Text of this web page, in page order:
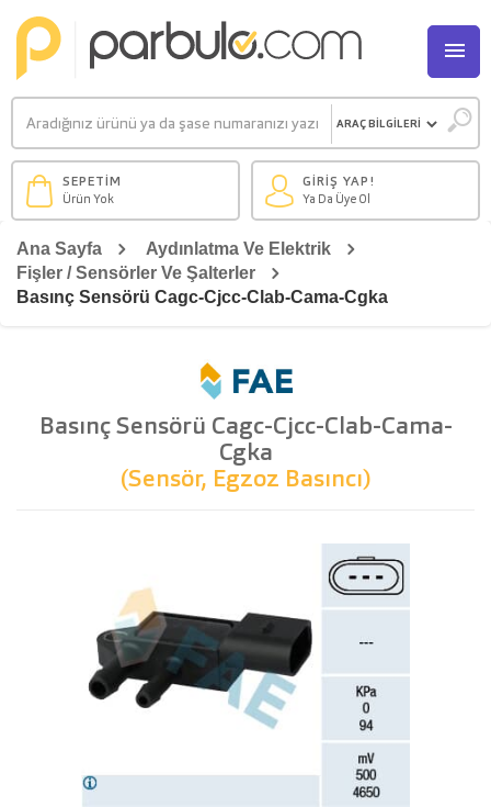
SEPETİM
Ürün Yok
GİRİŞ YAP!
Ya Da Üye Ol
Ana Sayfa
Aydınlatma Ve Elektrik
Fişler / Sensörler Ve Şalterler
Basınç Sensörü Cagc-Cjcc-Clab-Cama-Cgka
Basınç Sensörü Cagc-Cjcc-Clab-Cama-
Cgka
(Sensör, Egzoz Basıncı)